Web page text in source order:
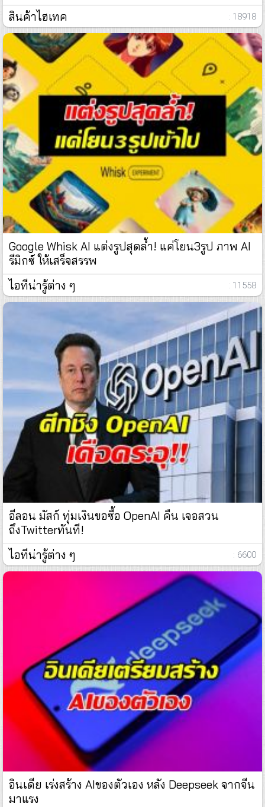
สินค้าไฮเทค
: 18918
Google Whisk AI แต่งรูปสุดล้ำ! แค่โยน3รูป ภาพ AI
รีมิกซ์ ให้เสร็จสรรพ
ไอทีน่ารู้ต่าง ๆ
: 11558
อีลอน มัสก์ ทุ่มเงินขอซื้อ OpenAI คืน เจอสวน
ถึงTwitterทันที!
ไอทีน่ารู้ต่าง ๆ
: 6600
อินเดีย เร่งสร้าง AIของตัวเอง หลัง Deepseek จากจีน
มาแรง